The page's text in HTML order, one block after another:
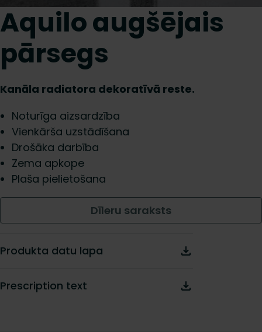
Aquilo augšējais
pārsegs
Kanāla radiatora dekoratīvā reste.
Noturīga aizsardzība
Vienkārša uzstādīšana
Drošāka darbība
Zema apkope
Plaša pielietošana
Dīleru saraksts
Produkta datu lapa
Prescription text